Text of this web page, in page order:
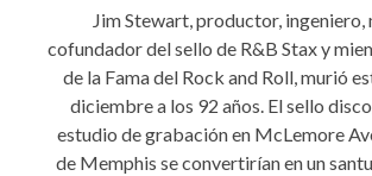
Jim Stewart, productor, ingeniero,
cofundador del sello de R&B Stax y
de la Fama del Rock and Roll, murió
diciembre a los 92 años. El sello
estudio de grabación en McLemore
de Memphis se convertirían en un